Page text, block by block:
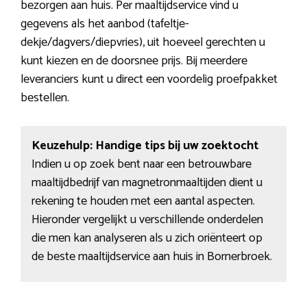
bezorgen aan huis. Per maaltijdservice vind u
gegevens als het aanbod (tafeltje-
dekje/dagvers/diepvries), uit hoeveel gerechten u
kunt kiezen en de doorsnee prijs. Bij meerdere
leveranciers kunt u direct een voordelig proefpakket
bestellen.
Keuzehulp: Handige tips bij uw zoektocht
Indien u op zoek bent naar een betrouwbare
maaltijdbedrijf van magnetronmaaltijden dient u
rekening te houden met een aantal aspecten.
Hieronder vergelijkt u verschillende onderdelen
die men kan analyseren als u zich oriënteert op
de beste maaltijdservice aan huis in Bornerbroek.